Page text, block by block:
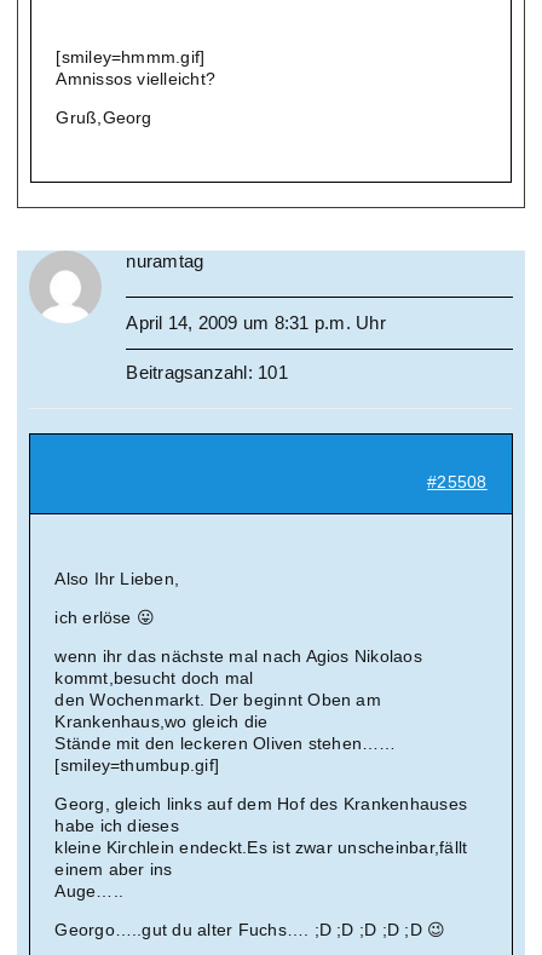
[smiley=hmmm.gif]
Amnissos vielleicht?
Gruß,Georg
nuramtag
April 14, 2009 um 8:31 p.m. Uhr
Beitragsanzahl: 101
#25508
Also Ihr Lieben,
ich erlöse 😛
wenn ihr das nächste mal nach Agios Nikolaos
kommt,besucht doch mal
den Wochenmarkt. Der beginnt Oben am
Krankenhaus,wo gleich die
Stände mit den leckeren Oliven stehen……
[smiley=thumbup.gif]
Georg, gleich links auf dem Hof des Krankenhauses
habe ich dieses
kleine Kirchlein endeckt.Es ist zwar unscheinbar,fällt
einem aber ins
Auge…..
Georgo…..gut du alter Fuchs…. ;D ;D ;D ;D ;D 😉